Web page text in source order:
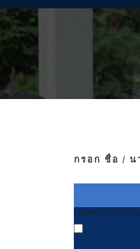
กรอก ชื่อ / น
Generic filters